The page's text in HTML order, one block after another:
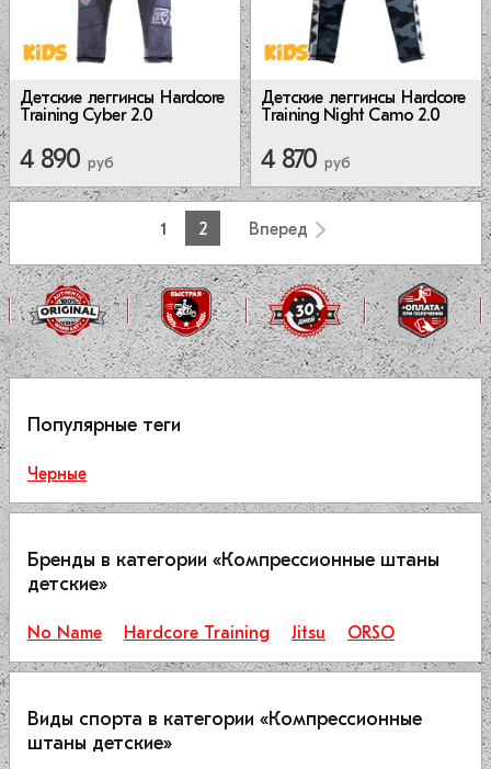
Детские леггинсы Hardcore
Training Cyber 2.0
4 890 руб
Детские леггинсы Hardcore
Training Night Camo 2.0
4 870 руб
1 2 Вперед
Популярные теги
Черные
Бренды в категории «Компрессионные штаны
детские»
No Name Hardcore Training Jitsu ORSO
Виды спорта в категории «Компрессионные
штаны детские»